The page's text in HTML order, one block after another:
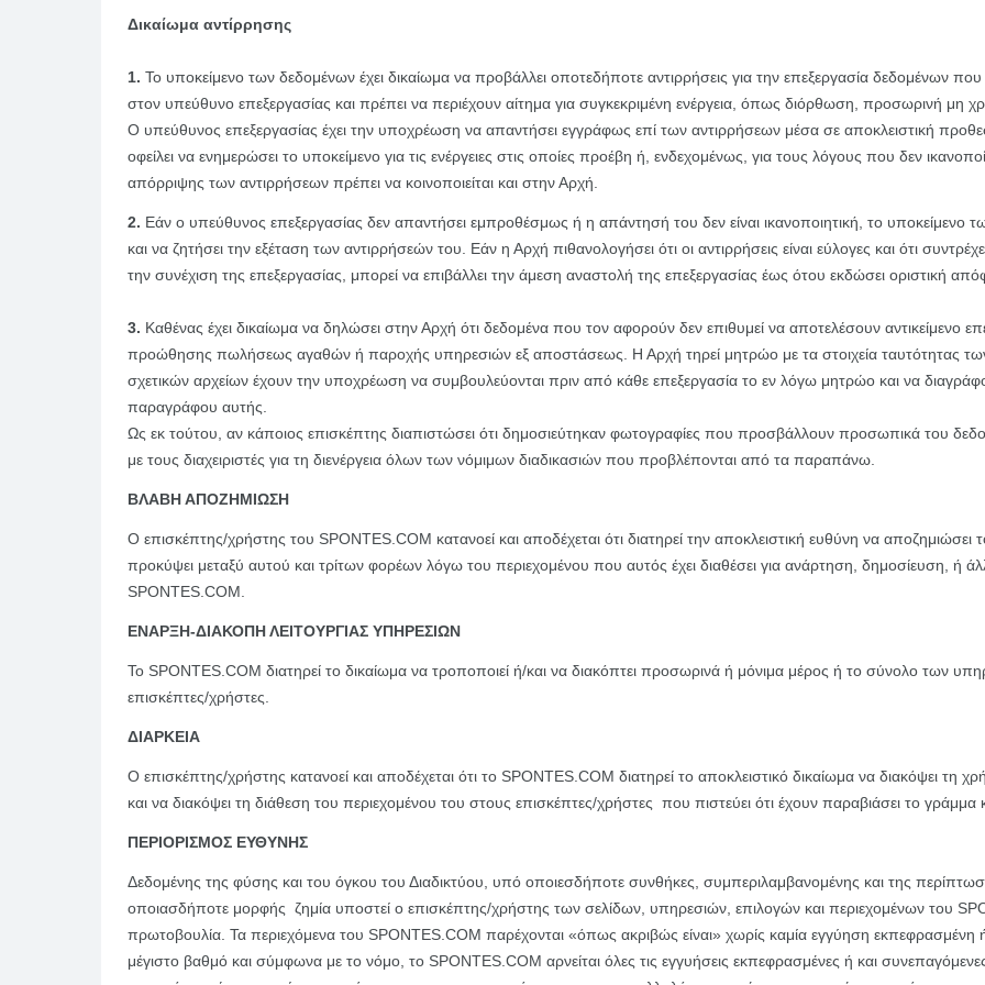
Δικαίωμα αντίρρησης
1. Το υποκείμενο των δεδομένων έχει δικαίωμα να προβάλλει οποτεδήποτε αντιρρήσεις για την επεξεργασία δεδομένων
στον υπεύθυνο επεξεργασίας και πρέπει να περιέχουν αίτημα για συγκεκριμένη ενέργεια, όπως διόρθωση, προσωρινή μη
Ο υπεύθυνος επεξεργασίας έχει την υποχρέωση να απαντήσει εγγράφως επί των αντιρρήσεων μέσα σε αποκλειστική
οφείλει να ενημερώσει το υποκείμενο για τις ενέργειες στις οποίες προέβη ή, ενδεχομένως, για τους λόγους που δεν
απόρριψης των αντιρρήσεων πρέπει να κοινοποιείται και στην Αρχή.
2. Εάν ο υπεύθυνος επεξεργασίας δεν απαντήσει εμπροθέσμως ή η απάντησή του δεν είναι ικανοποιητική, το υποκείμενο
και να ζητήσει την εξέταση των αντιρρήσεών του. Εάν η Αρχή πιθανολογήσει ότι οι αντιρρήσεις είναι εύλογες και ότι
την συνέχιση της επεξεργασίας, μπορεί να επιβάλλει την άμεση αναστολή της επεξεργασίας έως ότου εκδώσει οριστική
3. Καθένας έχει δικαίωμα να δηλώσει στην Αρχή ότι δεδομένα που τον αφορούν δεν επιθυμεί να αποτελέσουν αντικείμενο
προώθησης πωλήσεως αγαθών ή παροχής υπηρεσιών εξ αποστάσεως. Η Αρχή τηρεί μητρώο με τα στοιχεία ταυτότητας
σχετικών αρχείων έχουν την υποχρέωση να συμβουλεύονται πριν από κάθε επεξεργασία το εν λόγω μητρώο και να
παραγράφου αυτής.
Ως εκ τούτου, αν κάποιος επισκέπτης διαπιστώσει ότι δημοσιεύτηκαν φωτογραφίες που προσβάλλουν προσωπικά του
με τους διαχειριστές για τη διενέργεια όλων των νόμιμων διαδικασιών που προβλέπονται από τα παραπάνω.
ΒΛΑΒΗ ΑΠΟΖΗΜΙΩΣΗ
Ο επισκέπτης/χρήστης του SPONTES.COM κατανοεί και αποδέχεται ότι διατηρεί την αποκλειστική ευθύνη να
προκύψει μεταξύ αυτού και τρίτων φορέων λόγω του περιεχομένου που αυτός έχει διαθέσει για ανάρτηση, δημοσίευση,
SPONTES.COM.
ΕΝΑΡΞΗ-ΔΙΑΚΟΠΗ ΛΕΙTΟΥΡΓΙΑΣ ΥΠΗΡΕΣΙΩΝ
Το SPONTES.COM διατηρεί το δικαίωμα να τροποποιεί ή/και να διακόπτει προσωρινά ή μόνιμα μέρος ή το σύνολο των
επισκέπτες/χρήστες.
ΔΙΑΡΚΕΙΑ
Ο επισκέπτης/χρήστης κατανοεί και αποδέχεται ότι το SPONTES.COM διατηρεί το αποκλειστικό δικαίωμα να διακόψει
και να διακόψει τη διάθεση του περιεχομένου του στους επισκέπτες/χρήστες που πιστεύει ότι έχουν παραβιάσει το
ΠΕΡΙΟΡΙΣΜΟΣ ΕΥΘΥΝΗΣ
Δεδομένης της φύσης και του όγκου του Διαδικτύου, υπό οποιεσδήποτε συνθήκες, συμπεριλαμβανομένης και της
οποιασδήποτε μορφής ζημία υποστεί ο επισκέπτης/χρήστης των σελίδων, υπηρεσιών, επιλογών και περιεχομένων του
πρωτοβουλία. Τα περιεχόμενα του SPONTES.COM παρέχονται «όπως ακριβώς είναι» χωρίς καμία εγγύηση
μέγιστο βαθμό και σύμφωνα με το νόμο, το SPONTES.COM αρνείται όλες τις εγγυήσεις εκπεφρασμένες ή και